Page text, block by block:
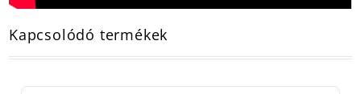
Kapcsolódó termékek